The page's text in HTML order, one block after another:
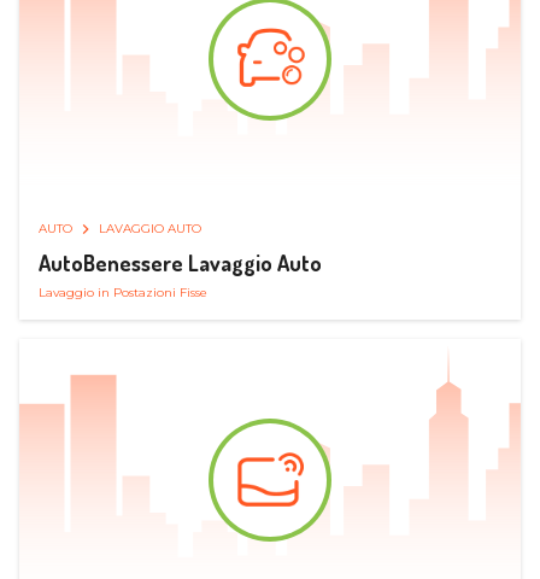
AUTO LAVAGGIO AUTO
AutoBenessere Lavaggio Auto
Lavaggio in Postazioni Fisse